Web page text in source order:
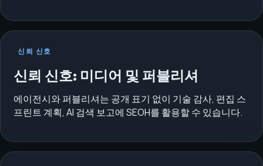
신뢰 신호
신뢰 신호: 미디어 및 퍼블리셔
에이전시와 퍼블리셔는 공개 표기 없이 기술 감사, 편집 스
프린트 계획, AI 검색 보고에 SEOH를 활용할 수 있습니다.